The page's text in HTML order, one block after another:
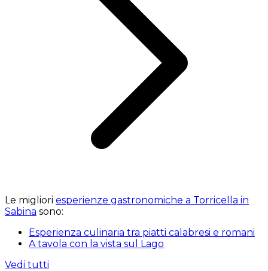
Le migliori esperienze gastronomiche a Torricella in
Sabina sono:
Esperienza culinaria tra piatti calabresi e romani
A tavola con la vista sul Lago
Vedi tutti